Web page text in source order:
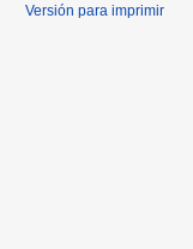
Versión para imprimir